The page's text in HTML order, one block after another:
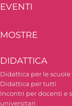
EVENTI
MOSTRE
DIDATTICA
Didattica per le scuole
Didattica per tutti
Incontri per docenti e
universitari